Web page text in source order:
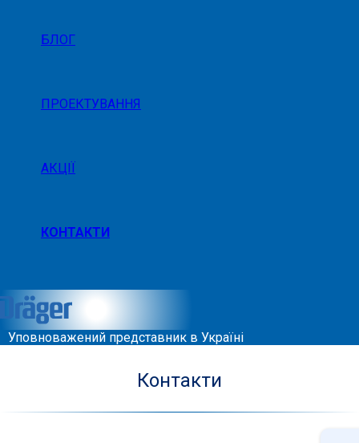
БЛОГ
ПРОЕКТУВАННЯ
АКЦІЇ
КОНТАКТИ
Уповноважений представник в Україні
Контакти